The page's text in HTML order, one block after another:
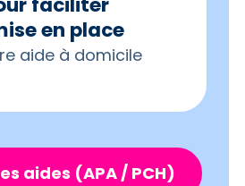
en place
aide à domicile
aides (APA / PCH)